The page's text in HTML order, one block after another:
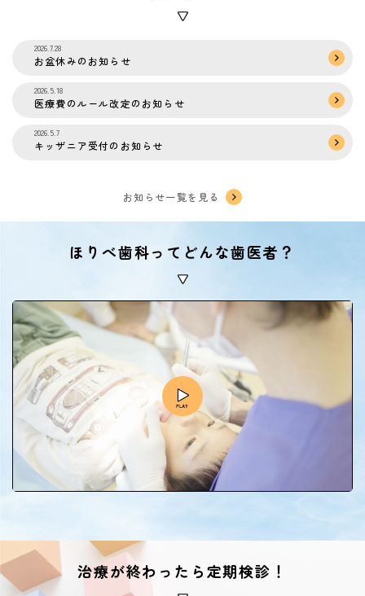
2026.7.28
お盆休みのお知らせ
2026.5.18
医療費のルール改定のお知らせ
2026.5.7
キッザニア受付のお知らせ
お知らせ一覧を見る
ほりべ歯科ってどんな歯医者？
治療が終わったら定期検診！